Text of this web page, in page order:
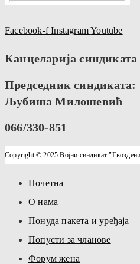
Facebook-f InstagramYoutube
Канцеларија синдиката
Председник синдиката:
Љубиша Милошевић
066/330-851
Copyright © 2025 Војни синдикат
Почетна
О нама
Понуда пакета и уређаја
Попусти за чланове
Форум жена